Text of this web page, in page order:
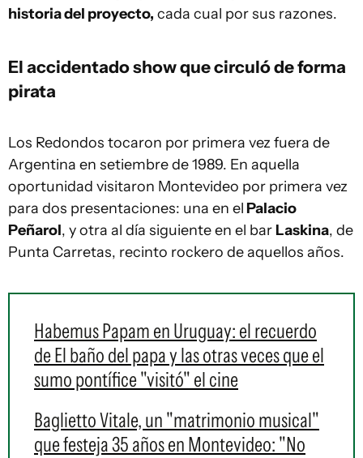
historia del proyecto, cada cual por sus razones.
El accidentado show que circuló de forma
pirata
Los Redondos tocaron por primera vez fuera de
Argentina en setiembre de 1989. En aquella
oportunidad visitaron Montevideo por primera vez
para dos presentaciones: una en el Palacio
Peñarol, y otra al día siguiente en el bar Laskina, de
Punta Carretas, recinto rockero de aquellos años.
Habemus Papam en Uruguay: el recuerdo
de El baño del papa y las otras veces que el
sumo pontífice "visitó" el cine
Baglietto Vitale, un "matrimonio musical"
que festeja 35 años en Montevideo: "No